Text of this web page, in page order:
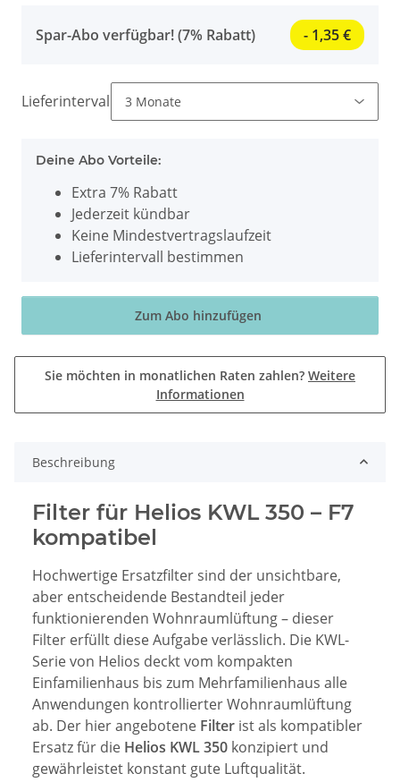
Spar-Abo verfügbar! (7% Rabatt) - 1,35 €
Lieferintervall
Deine Abo Vorteile:
Extra 7% Rabatt
Jederzeit kündbar
Keine Mindestvertragslaufzeit
Lieferintervall bestimmen
Zum Abo hinzufügen
Sie möchten in monatlichen Raten zahlen? Weitere
Informationen
Beschreibung
Filter für Helios KWL 350 – F7
kompatibel
Hochwertige Ersatzfilter sind der unsichtbare,
aber entscheidende Bestandteil jeder
funktionierenden Wohnraumlüftung – dieser
Filter erfüllt diese Aufgabe verlässlich. Die KWL-
Serie von Helios deckt vom kompakten
Einfamilienhaus bis zum Mehrfamilienhaus alle
Anwendungen kontrollierter Wohnraumlüftung
ab. Der hier angebotene Filter ist als kompatibler
Ersatz für die Helios KWL 350 konzipiert und
gewährleistet konstant gute Luftqualität.